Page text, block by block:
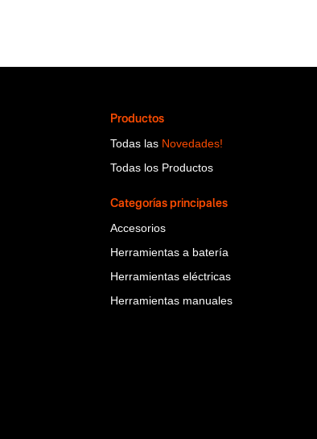
Productos
Todas las Novedades!
Todas los Productos
Categorías principales
Accesorios
Herramientas a batería
Herramientas eléctricas
Herramientas manuales